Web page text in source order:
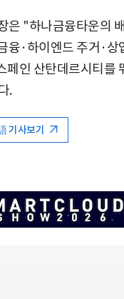
은 "하나금융타운의
융·하이엔드 주거·상
페인 산탄데르시티를
.
기사보기